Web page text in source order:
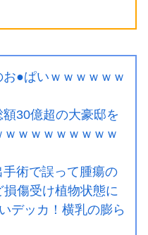
お●ぱいｗｗｗｗｗｗ
30億超の大豪邸を
ｗｗｗｗｗｗｗｗ
術で誤って腫瘍の
傷受け植物状態に
デッカ！横乳の膨ら